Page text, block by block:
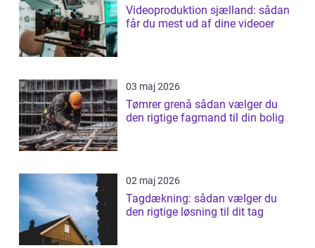
Videoproduktion sjælland: sådan
får du mest ud af dine videoer
03 maj 2026
Tømrer grenå sådan vælger du
den rigtige fagmand til din bolig
02 maj 2026
Tagdækning: sådan vælger du
den rigtige løsning til dit tag